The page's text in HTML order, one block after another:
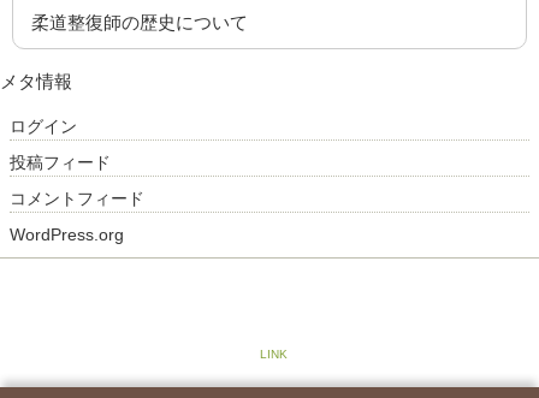
柔道整復師の歴史について
メタ情報
ログイン
投稿フィード
コメントフィード
WordPress.org
LINK